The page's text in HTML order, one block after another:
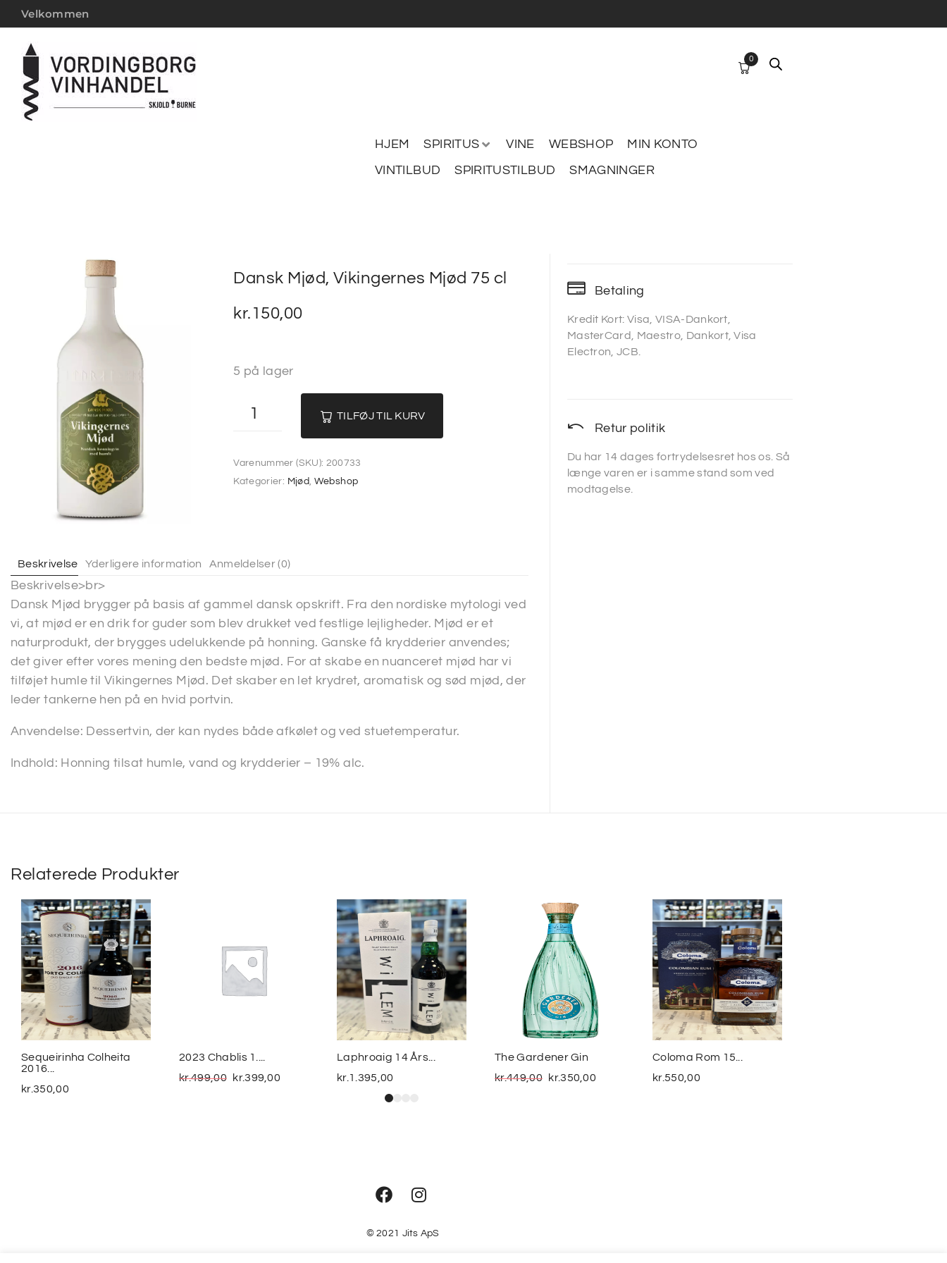
Velkommen
HJEM SPIRITUS VINE WEBSHOP
MIN KONTO
VINTILBUD
SPIRITUSTILBUD SMAGNINGER
0
Dansk Mjød, Vikingernes Mjød 75 cl
kr. 150,00
5 på lager
TILFØJ TIL KURV
Varenummer (SKU): 200733
Kategorier: Mjød, Webshop
Beskrivelse Yderligere information Anmeldelser (0)
Beskrivelse>br>
Dansk Mjød brygger på basis af gammel dansk opskrift. Fra den nordiske mytologi ved
vi, at mjød er en drik for guder som blev drukket ved festlige lejligheder. Mjød er et
naturprodukt, der brygges udelukkende på honning. Ganske få krydderier anvendes;
det giver efter vores mening den bedste mjød. For at skabe en nuanceret mjød har vi
tilføjet humle til Vikingernes Mjød. Det skaber en let krydret, aromatisk og sød mjød, der
leder tankerne hen på en hvid portvin.
Anvendelse: Dessertvin, der kan nydes både afkølet og ved stuetemperatur.
Indhold: Honning tilsat humle, vand og krydderier – 19% alc.
Betaling
Kredit Kort: Visa, VISA-Dankort,
MasterCard, Maestro, Dankort, Visa
Electron, JCB.
Retur politik
Du har 14 dages fortrydelsesret hos os. Så
længe varen er i samme stand som ved
modtagelse.
Relaterede Produkter
Sequeirinha Colheita
2016...
kr.350,00
2023 Chablis 1....
kr.499,00 kr.399,00
Laphroaig 14 Års...
kr. 1.395,00
The Gardener Gin
kr.449,00 kr.350,00
Coloma Rom 15...
kr.550,00
© 2021 Jits ApS